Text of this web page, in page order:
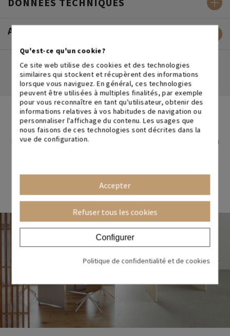
AVIS DES CLIENTS
LE DESIGN EN TANT QUE MANTRA
Nous sommes la marque de meubles de bureau qui s’engage à
utiles et esthétiques. BIKKOM vous offre le meilleur design
de mobilier de bureau avec un excellent rapport qualité/prix.
Qu'est-ce qu'un cookie?
Ce site web utilise des cookies et des technologies
similaires qui stockent et récupèrent des informations
lorsque vous naviguez. En général, ces technologies
peuvent être utilisées à multiples finalités, par exemple
pour vous reconnaître en tant qu'utilisateur, obtenir des
informations relatives à vos habitudes de navigation ou
personnaliser l'affichage du contenu. Les usages que
nous faisons de ces technologies sont décrites dans la
vue de configuration.
Accepter
Refuser tous les cookies
Configurer
Politique de confidentialité et de cookies